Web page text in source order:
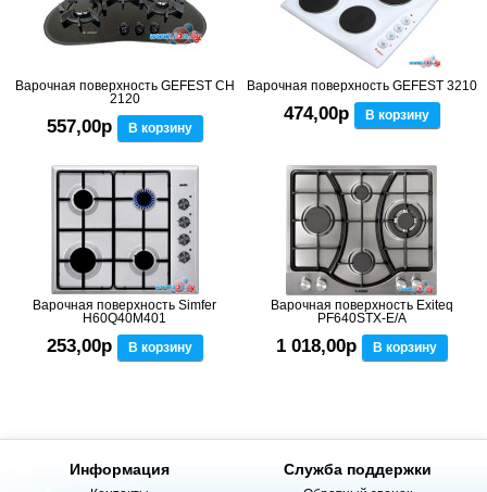
Варочная поверхность GEFEST СН
2120
557,00р В корзину
Варочная поверхность GEFEST 3210
474,00р В корзину
Варочная поверхность Simfer
H60Q40M401
253,00р В корзину
Варочная поверхность Exiteq
PF640STX-E/A
1 018,00р В корзину
Информация Служба поддержки